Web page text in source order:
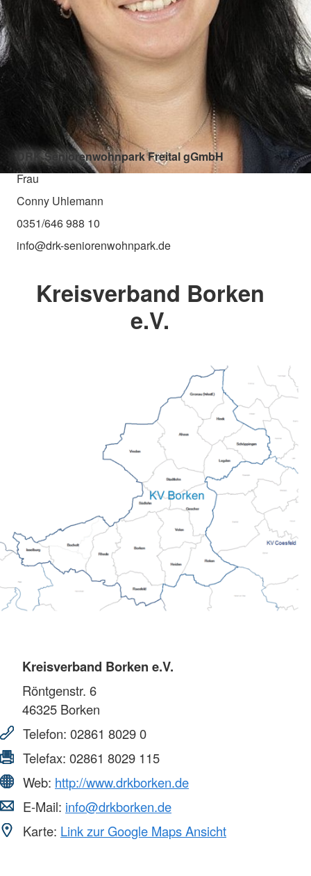
DRK Seniorenwohnpark Freital gGmbH
Frau
Conny Uhlemann
0351/646 988 10
info@drk-seniorenwohnpark.de
Kreisverband Borken
e.V.
Kreisverband Borken e.V.
Röntgenstr. 6
46325 Borken
Telefon: 02861 8029 0
Telefax: 02861 8029 115
Web: http://www.drkborken.de
E-Mail: info@drkborken.de
Karte: Link zur Google Maps Ansicht